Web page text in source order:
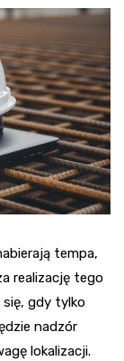
tempa,
realizację tego
się, gdy tylko
nadzór
lokalizacji.